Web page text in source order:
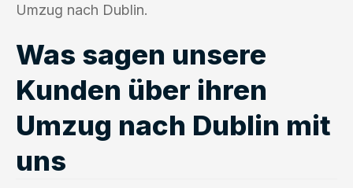
Umzug nach Dublin.
Was sagen unsere
Kunden über ihren
Umzug nach Dublin mit
uns